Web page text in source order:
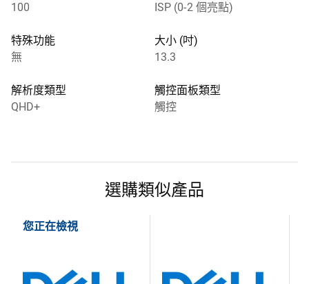
100
ISP (0-2 個亮點)
特殊功能
無
大小 (吋)
13.3
解析度類型
QHD+
觸控面板類型
觸控
選購類似產品
您正在檢視